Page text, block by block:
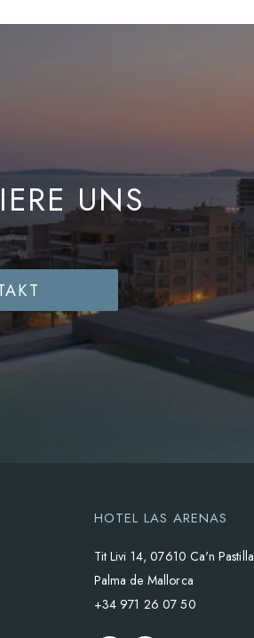
UNS
HOTEL LAS ARENAS
Tit Livi 14, 07610 Ca'n Pastilla
Palma de Mallorca
+34 971 26 07 50